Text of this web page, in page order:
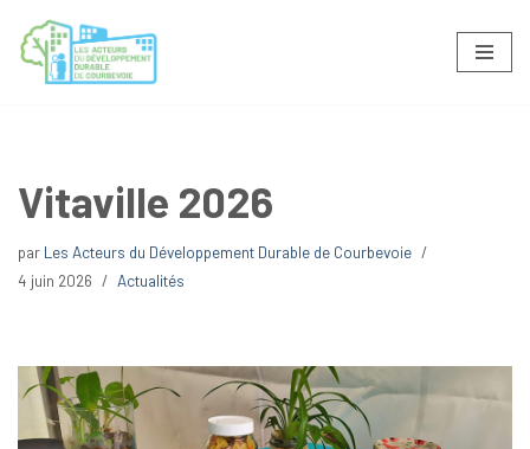
Aller
Vitaville 2026
par Les Acteurs du Développement Durable de Courbevoie
4 juin 2026
Actualités